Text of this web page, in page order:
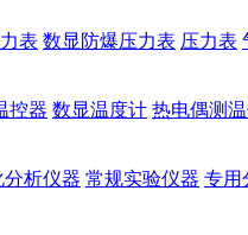
表 数显防爆压力表 压力表
控器 数显温度计 热电偶测
分析仪器 常规实验仪器 专用